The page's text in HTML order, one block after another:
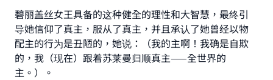
碧丽盖丝女王具备的这种健全的理性和大智慧，最终引
导她信仰了真主，服从了真主，并且承认了她曾经以物
配主的行为是丑陋的，她说：（我的主啊！我确是自欺
的，我（现在）跟着苏莱曼归顺真主——全世界的
主。）。